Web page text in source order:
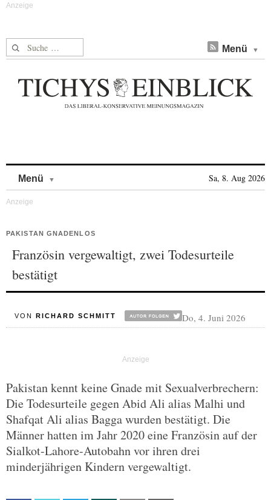
Suche nach: Menü
Menü Sa, 8. Aug 2026
PAKISTAN GNADENLOS
Französin vergewaltigt, zwei Todesurteile
bestätigt
VON RICHARD SCHMITT Do, 4. Juni 2026
Pakistan kennt keine Gnade mit Sexualverbrechern:
Die Todesurteile gegen Abid Ali alias Malhi und
Shafqat Ali alias Bagga wurden bestätigt. Die
Männer hatten im Jahr 2020 eine Französin auf der
Sialkot-Lahore-Autobahn vor ihren drei
minderjährigen Kindern vergewaltigt.